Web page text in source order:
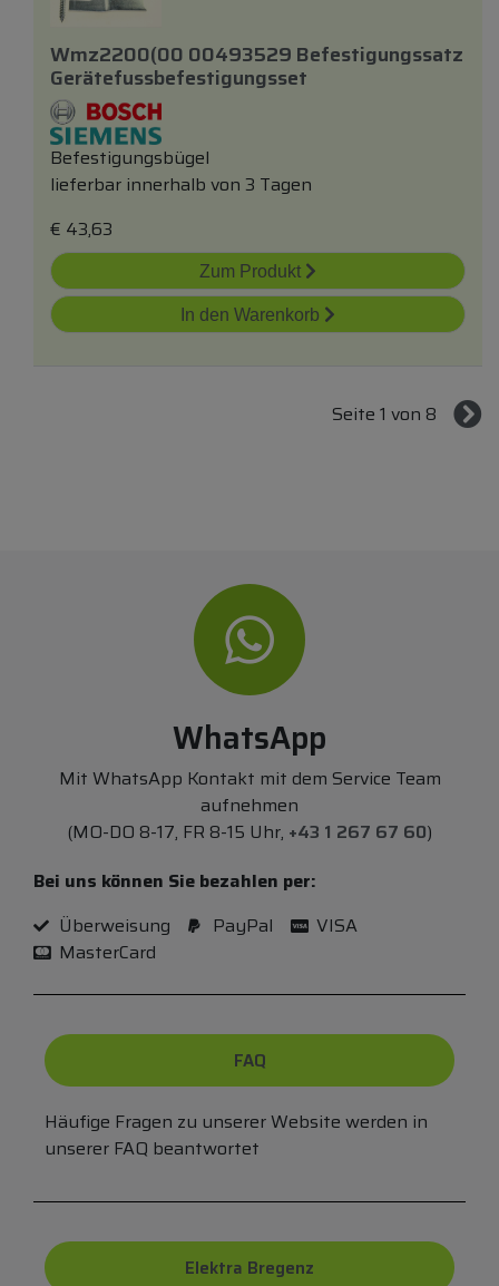
Wmz2200(00 00493529 Befestigungssatz
Gerätefussbefestigungsset
Befestigungsbügel
lieferbar innerhalb von 3 Tagen
€ 43,63
Zum Produkt
In den Warenkorb
Seite 1 von 8
WhatsApp
Mit WhatsApp Kontakt mit dem Service Team
aufnehmen
(MO-DO 8-17, FR 8-15 Uhr, +43 1 267 67 60)
Bei uns können Sie bezahlen per:
Überweisung
PayPal
VISA
MasterCard
FAQ
Häufige Fragen zu unserer Website werden in
unserer FAQ beantwortet
Elektra Bregenz